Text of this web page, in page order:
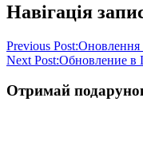
Навігація
Previous Post:Оновлення
Next Post:Обновление в
Отримай